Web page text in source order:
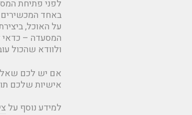
לפני פתיחת
באחד המכשירים
על האוכל,
המסעדה – כדאי
ולוודא שהכול
אם יש לכם
אישיות שלכם
למידע נוסף על